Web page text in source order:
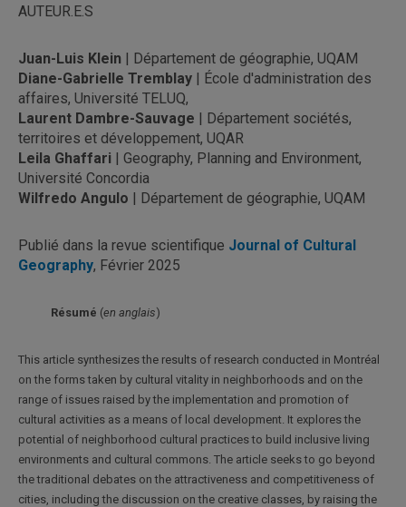
AUTEUR.E.S
Juan-Luis Klein | Département de géographie, UQAM
Diane-Gabrielle Tremblay | École d'administration des
affaires, Université TELUQ,
Laurent Dambre-Sauvage | Département sociétés,
territoires et développement, UQAR
Leila Ghaffari | Geography, Planning and Environment,
Université Concordia
Wilfredo Angulo | Département de géographie, UQAM
Publié dans la revue scientifique Journal of Cultural
Geography, Février 2025
Résumé (en anglais)
This article synthesizes the results of research conducted in Montréal
on the forms taken by cultural vitality in neighborhoods and on the
range of issues raised by the implementation and promotion of
cultural activities as a means of local development. It explores the
potential of neighborhood cultural practices to build inclusive living
environments and cultural commons. The article seeks to go beyond
the traditional debates on the attractiveness and competitiveness of
cities, including the discussion on the creative classes, by raising the